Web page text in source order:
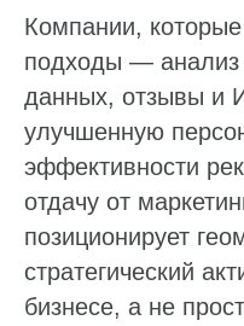
Компании,
подходы — анализ
данных, отзывы и
улучшенную
эффективности
отдачу от
позиционирует
стратегический
бизнесе, а не
Обработка отзывов
и автоответы
Теги и автоответы
Суммаризация отзывов
Интеграции